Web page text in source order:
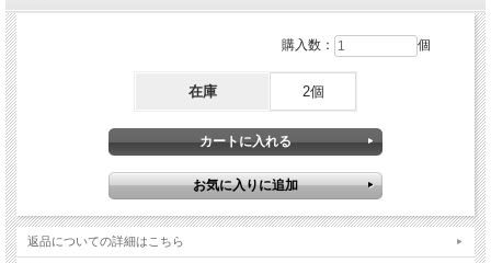
購入数： 個
在庫 2個
返品についての詳細はこちら